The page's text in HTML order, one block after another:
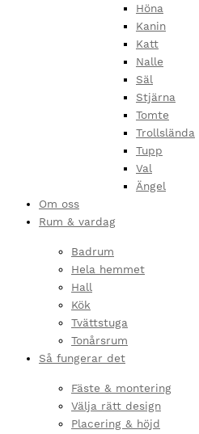
Höna
Kanin
Katt
Nalle
Säl
Stjärna
Tomte
Trollslända
Tupp
Val
Ängel
Om oss
Rum & vardag
Badrum
Hela hemmet
Hall
Kök
Tvättstuga
Tonårsrum
Så fungerar det
Fäste & montering
Välja rätt design
Placering & höjd